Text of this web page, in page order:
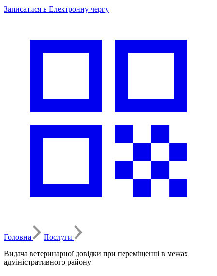
Записатися в Електронну чергу
Головна
Послуги
Видача ветеринарної довідки при переміщенні в межах
адміністративного району